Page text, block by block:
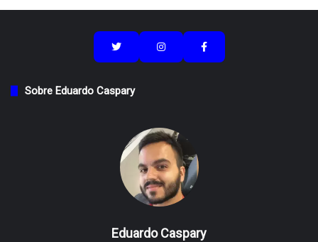
Sobre Eduardo Caspary
Eduardo Caspary